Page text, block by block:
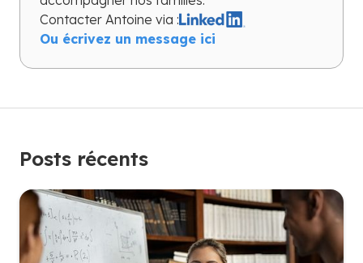
Contacter Antoine via :
Ou écrivez un message ici
Posts récents